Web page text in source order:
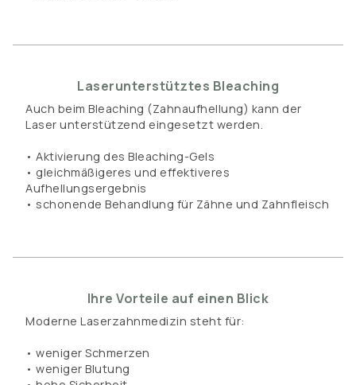
Laserunterstütztes Bleaching
Auch beim Bleaching (Zahnaufhellung) kann der
Laser unterstützend eingesetzt werden.
• Aktivierung des Bleaching-Gels
• gleichmäßigeres und effektiveres
Aufhellungsergebnis
• schonende Behandlung für Zähne und Zahnfleisch
Ihre Vorteile auf einen Blick
Moderne Laserzahnmedizin steht für:
• weniger Schmerzen
• weniger Blutung